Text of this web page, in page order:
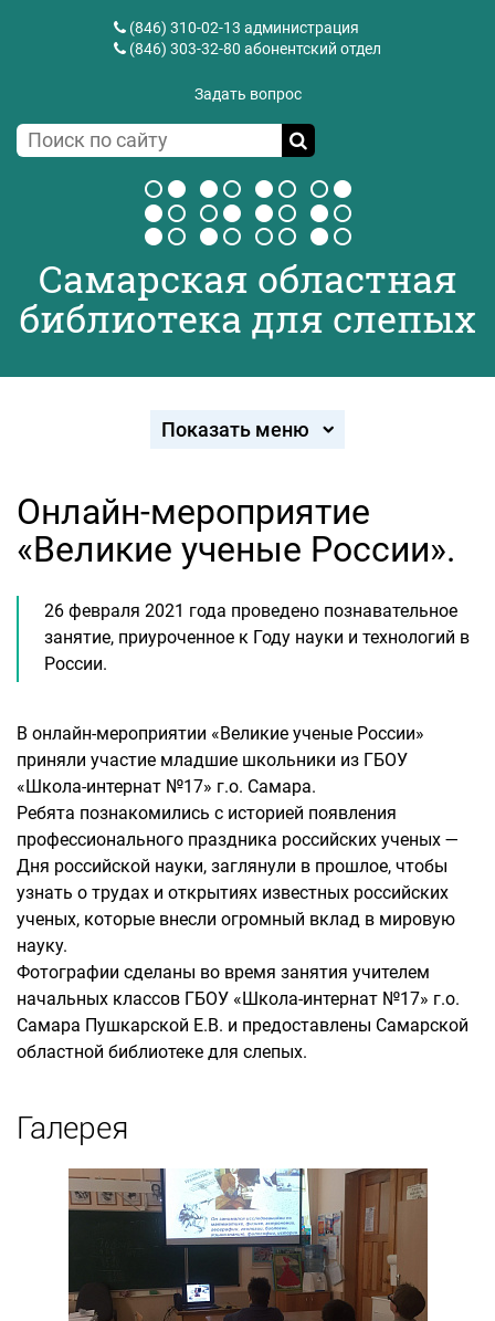
(846) 310-02-13 администрация
(846) 303-32-80 абонентский отдел
Задать вопрос
Самарская областная
библиотека для слепых
Показать меню
Онлайн-мероприятие
«Великие ученые России».
26 февраля 2021 года проведено познавательное
занятие, приуроченное к Году науки и технологий в
России.
В онлайн-мероприятии «Великие ученые России»
приняли участие младшие школьники из ГБОУ
«Школа-интернат №17» г.о. Самара.
Ребята познакомились с историей появления
профессионального праздника российских ученых —
Дня российской науки, заглянули в прошлое, чтобы
узнать о трудах и открытиях известных российских
ученых, которые внесли огромный вклад в мировую
науку.
Фотографии сделаны во время занятия учителем
начальных классов ГБОУ «Школа-интернат №17» г.о.
Самара Пушкарской Е.В. и предоставлены Самарской
областной библиотеке для слепых.
Галерея